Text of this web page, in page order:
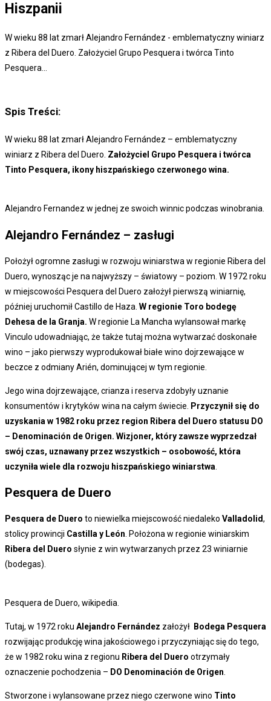
Hiszpanii
W wieku 88 lat zmarł Alejandro Fernández - emblematyczny winiarz
z Ribera del Duero. Założyciel Grupo Pesquera i twórca Tinto
Pesquera...
Spis Treści:
W wieku 88 lat zmarł Alejandro Fernández – emblematyczny
winiarz z Ribera del Duero. Założyciel Grupo Pesquera i twórca
Tinto Pesquera, ikony hiszpańskiego czerwonego wina.
Alejandro Fernandez w jednej ze swoich winnic podczas winobrania.
Alejandro Fernández – zasługi
Położył ogromne zasługi w rozwoju winiarstwa w regionie Ribera del
Duero, wynosząc je na najwyższy – światowy – poziom. W 1972 roku
w miejscowości Pesquera del Duero założył pierwszą winiarnię,
później uruchomił Castillo de Haza. W regionie Toro bodegę
Dehesa de la Granja. W regionie La Mancha wylansował markę
Vinculo udowadniając, że także tutaj można wytwarzać doskonałe
wino – jako pierwszy wyprodukował białe wino dojrzewające w
beczce z odmiany Arién, dominującej w tym regionie.
Jego wina dojrzewające, crianza i reserva zdobyły uznanie
konsumentów i krytyków wina na całym świecie. Przyczynił się do
uzyskania w 1982 roku przez region Ribera del Duero statusu DO
– Denominación de Origen. Wizjoner, który zawsze wyprzedzał
swój czas, uznawany przez wszystkich – osobowość, która
uczyniła wiele dla rozwoju hiszpańskiego winiarstwa
Pesquera de Duero
Pesquera de Duero to niewielka miejscowość niedaleko Valladolid,
stolicy prowincji Castilla y León . Położona w regionie winiarskim
Ribera del Duero słynie z win wytwarzanych przez 23 winiarnie
(bodegas).
Pesquera de Duero, wikipedia.
Tutaj, w 1972 roku Alejandro Fernández założył Bodega Pesquera
rozwijając produkcję wina jakościowego i przyczyniając się do tego,
że w 1982 roku wina z regionu Ribera del Duero otrzymały
oznaczenie pochodzenia – DO Denominación de Origen
Stworzone i wylansowane przez niego czerwone wino Tinto